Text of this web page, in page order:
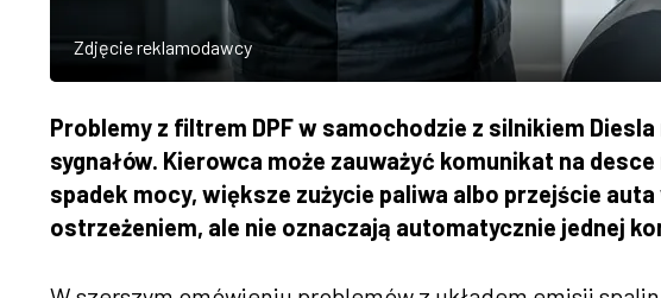
Zdjęcie reklamodawcy
Problemy z filtrem DPF w samochodzie z silnikiem
sygnałów. Kierowca może zauważyć komunikat na
spadek mocy, większe zużycie paliwa albo przejście
ostrzeżeniem, ale nie oznaczają automatycznie jednej